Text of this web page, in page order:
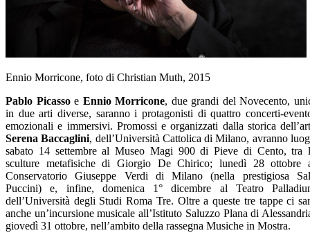
Ennio Morricone, foto di Christian Muth, 2015
Pablo Picassoe Ennio Morricone, due grandi del Novecento,
in due arti diverse, saranno i protagonisti di quattro concerti-
emozionali e immersivi. Promossi e organizzati dalla storica
Serena Baccaglini, dell’Università Cattolica di Milano, avranno
sabato 14 settembre al Museo Magi 900 di Pieve di Cento, tra
sculture metafisiche di Giorgio De Chirico; lunedì 28 ottobre
Conservatorio Giuseppe Verdi di Milano (nella prestigiosa
Puccini) e, infine, domenica 1° dicembre al Teatro
dell’Università degli Studi Roma Tre. Oltre a queste tre tappe ci
anche un’incursione musicale all’Istituto Saluzzo Plana di
giovedì 31 ottobre, nell’ambito della rassegna Musiche in Mostra.